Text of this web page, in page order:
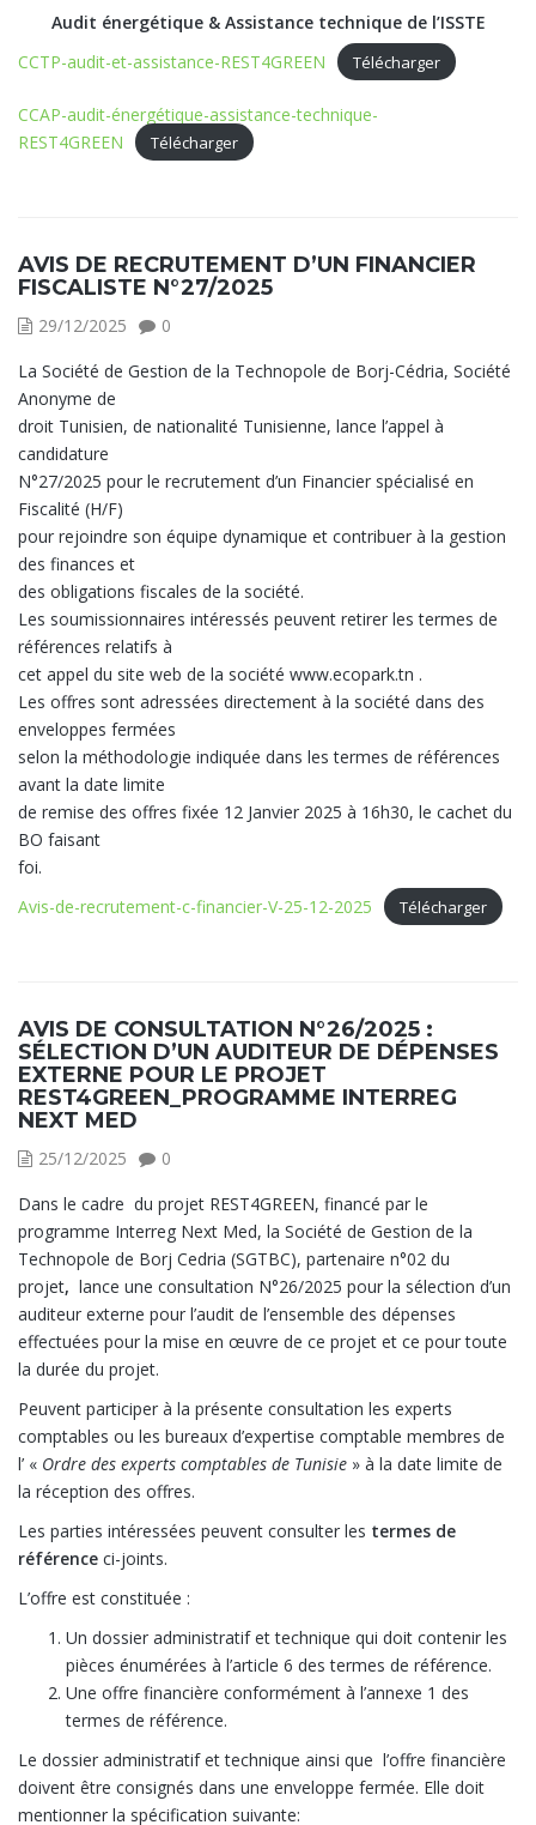
Audit énergétique & Assistance technique de l’ISSTE
CCTP-audit-et-assistance-REST4GREEN
Télécharger
CCAP-audit-énergétique-assistance-technique-
REST4GREEN
Télécharger
AVIS DE RECRUTEMENT D’UN FINANCIER
FISCALISTE N°27/2025
29/12/2025
0
La Société de Gestion de la Technopole de Borj-Cédria, Société
Anonyme de
droit Tunisien, de nationalité Tunisienne, lance l’appel à
candidature
N°27/2025 pour le recrutement d’un Financier spécialisé en
Fiscalité (H/F)
pour rejoindre son équipe dynamique et contribuer à la gestion
des finances et
des obligations fiscales de la société.
Les soumissionnaires intéressés peuvent retirer les termes de
références relatifs à
cet appel du site web de la société www.ecopark.tn .
Les offres sont adressées directement à la société dans des
enveloppes fermées
selon la méthodologie indiquée dans les termes de références
avant la date limite
de remise des offres fixée 12 Janvier 2025 à 16h30, le cachet du
BO faisant
foi.
Avis-de-recrutement-c-financier-V-25-12-2025
Télécharger
AVIS DE CONSULTATION N°26/2025 :
SÉLECTION D’UN AUDITEUR DE DÉPENSES
EXTERNE POUR LE PROJET
REST4GREEN_PROGRAMME INTERREG
NEXT MED
25/12/2025
0
Dans le cadre du projet REST4GREEN, financé par le
programme Interreg Next Med, la Société de Gestion de la
Technopole de Borj Cedria (SGTBC), partenaire n°02 du
projet, lance une consultation N°26/2025 pour la sélection d’un
auditeur externe pour l’audit de l’ensemble des dépenses
effectuées pour la mise en œuvre de ce projet et ce pour toute
la durée du projet.
Peuvent participer à la présente consultation les experts
comptables ou les bureaux d’expertise comptable membres de
l’ « Ordre des experts comptables de Tunisie » à la date limite de
la réception des offres.
Les parties intéressées peuvent consulter les termes de
référence ci-joints.
L’offre est constituée :
Un dossier administratif et technique qui doit contenir les
pièces énumérées à l’article 6 des termes de référence.
Une offre financière conformément à l’annexe 1 des
termes de référence.
Le dossier administratif et technique ainsi que l’offre financière
doivent être consignés dans une enveloppe fermée. Elle doit
mentionner la spécification suivante: